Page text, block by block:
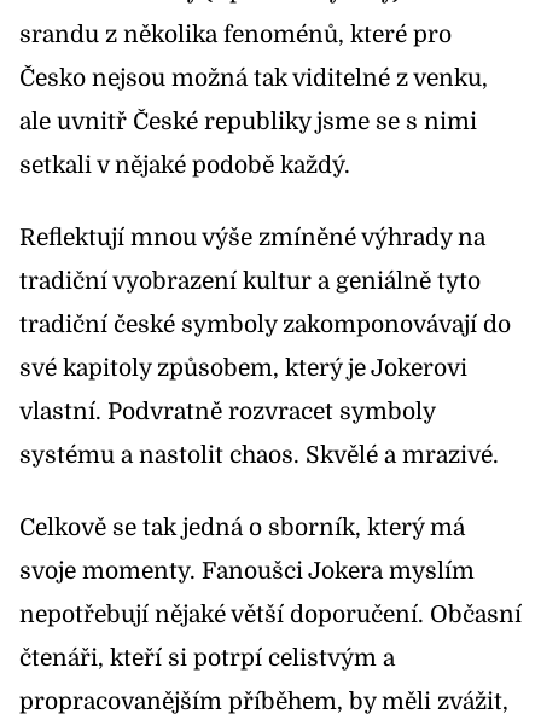
srandu z několika fenoménů, které pro
Česko nejsou možná tak viditelné z venku,
ale uvnitř České republiky jsme se s nimi
setkali v nějaké podobě každý.
Reflektují mnou výše zmíněné výhrady na
tradiční vyobrazení kultur a geniálně tyto
tradiční české symboly zakomponovávají do
své kapitoly způsobem, který je Jokerovi
vlastní. Podvratně rozvracet symboly
systému a nastolit chaos. Skvělé a mrazivé.
Celkově se tak jedná o sborník, který má
svoje momenty. Fanoušci Jokera myslím
nepotřebují nějaké větší doporučení. Občasní
čtenáři, kteří si potrpí celistvým a
propracovanějším příběhem, by měli zvážit,